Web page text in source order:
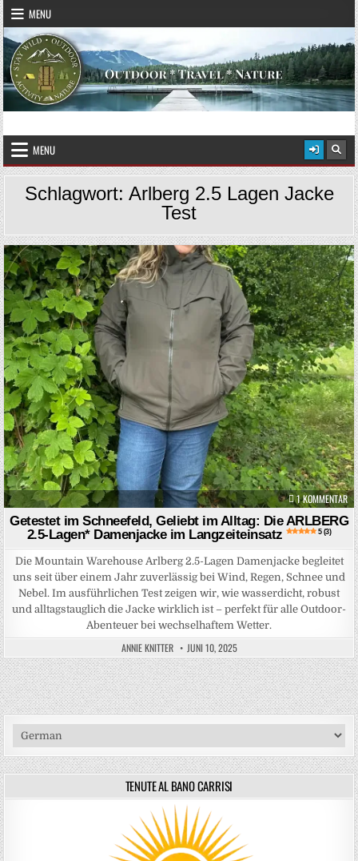
Skip to content
MENU
STAY WILD – OUTDOOR
MENU
Schlagwort: Arlberg 2.5 Lagen Jacke
Test
1 KOMMENTARZU
Posted in
Getestet im Schneefeld, Geliebt im Alltag: Die ARLBERG
2.5-Lagen* Damenjacke im Langzeiteinsatz
5 (3)
Die Mountain Warehouse Arlberg 2.5-Lagen Damenjacke begleitet
uns seit über einem Jahr zuverlässig bei Wind, Regen, Schnee und
Nebel. Im ausführlichen Test zeigen wir, wie wasserdicht, robust
und alltagstauglich die Jacke wirklich ist – perfekt für alle Outdoor-
Abenteuer bei wechselhaftem Wetter.
ANNIE KNITTER JUNI 10, 2025
TENUTE AL BANO CARRISI